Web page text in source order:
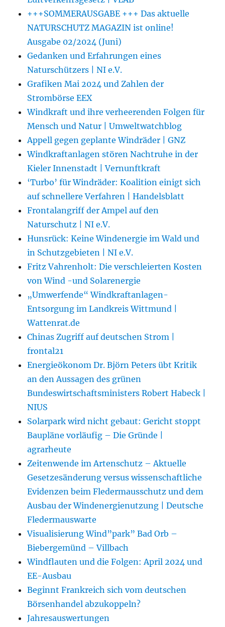
+++SOMMERAUSGABE +++ Das aktuelle
NATURSCHUTZ MAGAZIN ist online!
Ausgabe 02/2024 (Juni)
Gedanken und Erfahrungen eines
Naturschützers | NI e.V.
Grafiken Mai 2024 und Zahlen der
Strombörse EEX
Windkraft und ihre verheerenden Folgen für
Mensch und Natur | Umweltwatchblog
Appell gegen geplante Windräder | GNZ
Windkraftanlagen stören Nachtruhe in der
Kieler Innenstadt | Vernunftkraft
‘Turbo’ für Windräder: Koalition einigt sich
auf schnellere Verfahren | Handelsblatt
Frontalangriff der Ampel auf den
Naturschutz | NI e.V.
Hunsrück: Keine Windenergie im Wald und
in Schutzgebieten | NI e.V.
Fritz Vahrenholt: Die verschleierten Kosten
von Wind -und Solarenergie
„Umwerfende“ Windkraftanlagen-
Entsorgung im Landkreis Wittmund |
Wattenrat.de
Chinas Zugriff auf deutschen Strom |
frontal21
Energieökonom Dr. Björn Peters übt Kritik
an den Aussagen des grünen
Bundeswirtschaftsministers Robert Habeck |
NIUS
Solarpark wird nicht gebaut: Gericht stoppt
Baupläne vorläufig – Die Gründe |
agrarheute
Zeitenwende im Artenschutz – Aktuelle
Gesetzesänderung versus wissenschaftliche
Evidenzen beim Fledermausschutz und dem
Ausbau der Windenergienutzung | Deutsche
Fledermauswarte
Visualisierung Wind”park” Bad Orb –
Biebergemünd – Villbach
Windflauten und die Folgen: April 2024 und
EE-Ausbau
Beginnt Frankreich sich vom deutschen
Börsenhandel abzukoppeln?
Jahresauswertungen